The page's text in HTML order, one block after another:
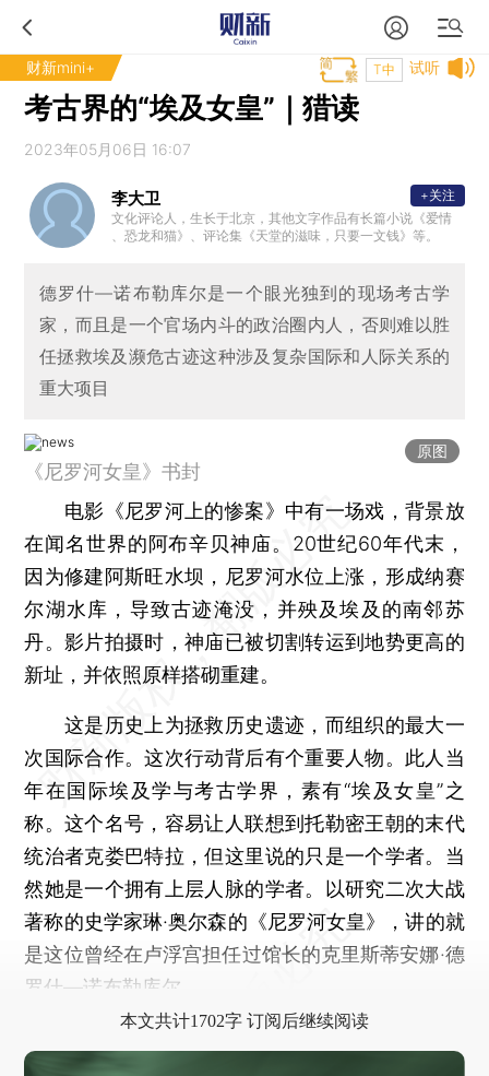
财新mini+ 试听
T中
考古界的“埃及女皇”｜猎读
2023年05月06日 16:07
李大卫
文化评论人，生长于北京，其他文字作品有长篇小说《爱情
、恐龙和猫》、评论集《天堂的滋味，只要一文钱》等。
+关注
德罗什—诺布勒库尔是一个眼光独到的现场考古学
家，而且是一个官场内斗的政治圈内人，否则难以胜
任拯救埃及濒危古迹这种涉及复杂国际和人际关系的
重大项目
原图
《尼罗河女皇》书封
电影《尼罗河上的惨案》中有一场戏，背景放
在闻名世界的阿布辛贝神庙。20世纪60年代末，
因为修建阿斯旺水坝，尼罗河水位上涨，形成纳赛
尔湖水库，导致古迹淹没，并殃及埃及的南邻苏
丹。影片拍摄时，神庙已被切割转运到地势更高的
新址，并依照原样搭砌重建。
这是历史上为拯救历史遗迹，而组织的最大一
次国际合作。这次行动背后有个重要人物。此人当
年在国际埃及学与考古学界，素有“埃及女皇”之
称。这个名号，容易让人联想到托勒密王朝的末代
统治者克娄巴特拉，但这里说的只是一个学者。当
然她是一个拥有上层人脉的学者。以研究二次大战
著称的史学家琳·奥尔森的《尼罗河女皇》，讲的就
是这位曾经在卢浮宫担任过馆长的克里斯蒂安娜·德
罗什—诺布勒库尔。
本文共计1702字 订阅后继续阅读